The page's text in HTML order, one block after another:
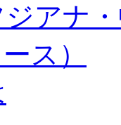
アナ・
ス）